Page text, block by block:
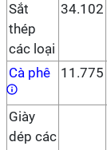
Sắt
thép
các loại
34.102
Cà phê 11.775
Giày
dép các